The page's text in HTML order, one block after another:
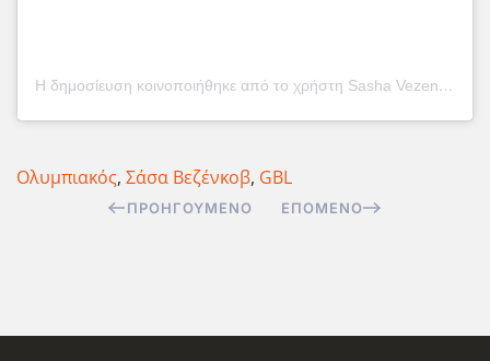
Η δημοσίευση κοινοποιήθηκε από το χρήστη Sasha Vezenkov (@sashavezenkov)
Ολυμπιακός, Σάσα Βεζένκοβ, GBL
ΠΡΟΗΓΟΎΜΕΝΟ ΕΠΌΜΕΝΟ